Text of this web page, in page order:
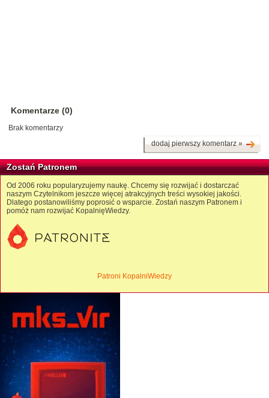
Komentarze (0)
Brak komentarzy
dodaj pierwszy komentarz »
Zostań Patronem
Od 2006 roku popularyzujemy naukę. Chcemy się rozwijać i dostarczać
naszym Czytelnikom jeszcze więcej atrakcyjnych treści wysokiej jakości.
Dlatego postanowiliśmy poprosić o wsparcie. Zostań naszym Patronem i
pomóż nam rozwijać KopalnięWiedzy.
Patroni KopalniWiedzy